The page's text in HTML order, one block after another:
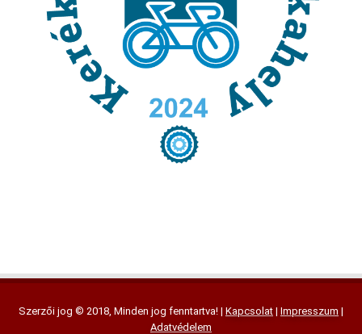
Szerzői jog © 2018, Minden jog fenntartva! | Kapcsolat | Impresszum |
Adatvédelem